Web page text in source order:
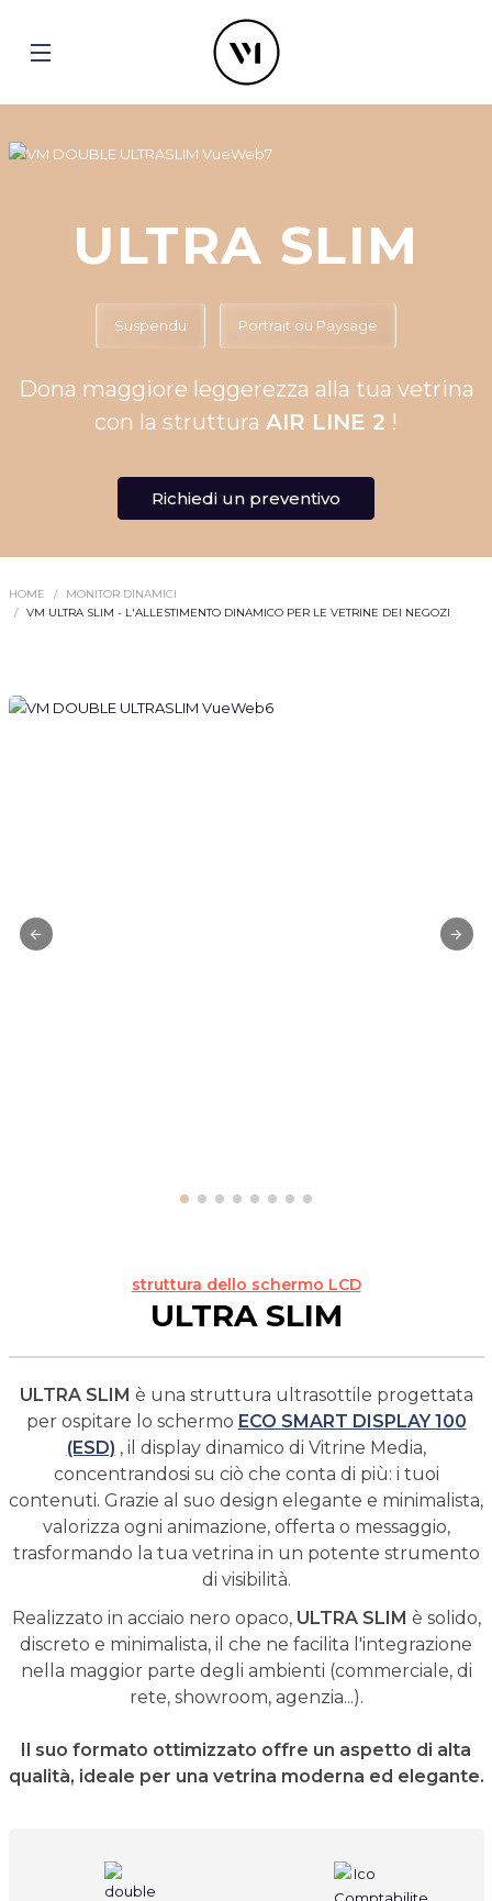
ULTRA SLIM
Suspendu Portrait ou Paysage
Dona maggiore leggerezza alla tua vetrina
con la struttura AIR LINE 2 !
Richiedi un preventivo
HOME
MONITOR DINAMICI
VM ULTRA SLIM - L'ALLESTIMENTO DINAMICO PER LE VETRINE DEI NEGOZI
struttura dello schermo LCD
ULTRA SLIM
ULTRA SLIM è una struttura ultrasottile progettata
per ospitare lo schermo ECO SMART DISPLAY 100
(ESD) , il display dinamico di Vitrine Media,
concentrandosi su ciò che conta di più: i tuoi
contenuti. Grazie al suo design elegante e minimalista,
valorizza ogni animazione, offerta o messaggio,
trasformando la tua vetrina in un potente strumento
di visibilità.
Realizzato in acciaio nero opaco, ULTRA SLIM è solido,
discreto e minimalista, il che ne facilita l'integrazione
nella maggior parte degli ambienti (commerciale, di
rete, showroom, agenzia...).
Il suo formato ottimizzato offre un aspetto di alta
qualità, ideale per una vetrina moderna ed elegante.